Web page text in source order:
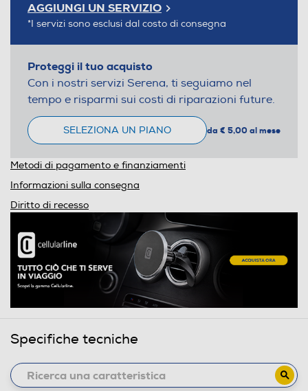
AGGIUNGI UN SERVIZIO
*I servizi sono esclusi dal costo di consegna
Proteggi il tuo acquisto
Con i nostri servizi Serena, ti seguiamo nel
tempo e risparmi sui costi di riparazioni future.
SELEZIONA UN PIANO da € 5,00 al mese
Metodi di pagamento e finanziamenti
Informazioni sulla consegna
Diritto di recesso
Specifiche tecniche